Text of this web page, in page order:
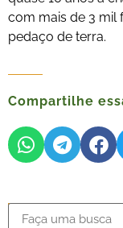
com mais de 3 mil
pedaço de terra.
Compartilhe